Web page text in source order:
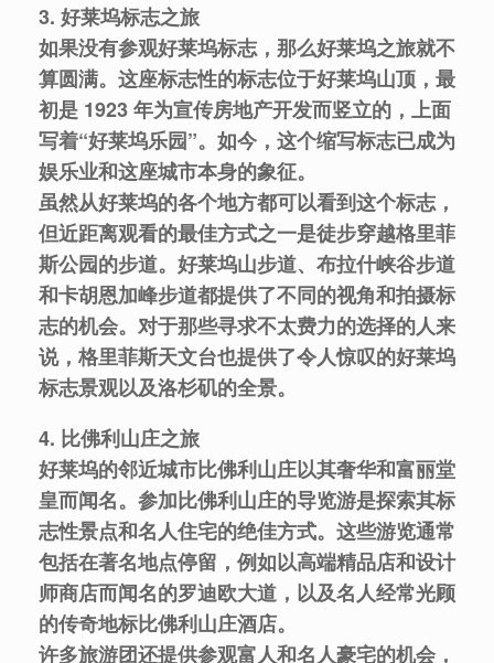
3. 好莱坞标志之旅
如果没有参观好莱坞标志，那么好莱坞之旅就不
算圆满。这座标志性的标志位于好莱坞山顶，最
初是 1923 年为宣传房地产开发而竖立的，上面
写着“好莱坞乐园”。如今，这个缩写标志已成为
娱乐业和这座城市本身的象征。
虽然从好莱坞的各个地方都可以看到这个标志，
但近距离观看的最佳方式之一是徒步穿越格里菲
斯公园的步道。好莱坞山步道、布拉什峡谷步道
和卡胡恩加峰步道都提供了不同的视角和拍摄标
志的机会。对于那些寻求不太费力的选择的人来
说，格里菲斯天文台也提供了令人惊叹的好莱坞
标志景观以及洛杉矶的全景。
4. 比佛利山庄之旅
好莱坞的邻近城市比佛利山庄以其奢华和富丽堂
皇而闻名。参加比佛利山庄的导览游是探索其标
志性景点和名人住宅的绝佳方式。这些游览通常
包括在著名地点停留，例如以高端精品店和设计
师商店而闻名的罗迪欧大道，以及名人经常光顾
的传奇地标比佛利山庄酒店。
许多旅游团还提供参观富人和名人豪宅的机会，